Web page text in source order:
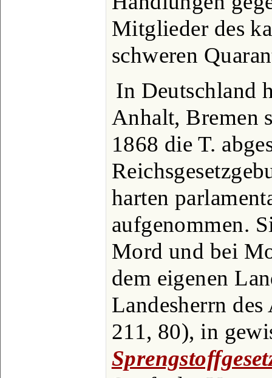
Mitglieder des
schweren
In Deutschland
Anhalt, Bremen
1868 die T.
harten
aufgenommen.
Mord und bei
dem eigenen
Landesherrn
211, 80), in